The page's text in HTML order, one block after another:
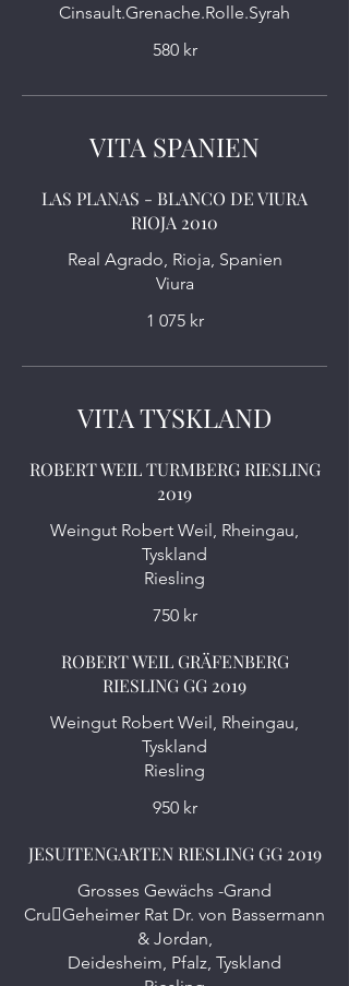
580 kr
VITA SPANIEN
LAS PLANAS - BLANCO DE VIURA
RIOJA 2010
Real Agrado, Rioja, Spanien
Viura
1 075 kr
VITA TYSKLAND
ROBERT WEIL TURMBERG RIESLING
2019
Weingut Robert Weil, Rheingau,
Tyskland
Riesling
750 kr
ROBERT WEIL GRÄFENBERG
RIESLING GG 2019
Weingut Robert Weil, Rheingau,
Tyskland
Riesling
950 kr
JESUITENGARTEN RIESLING GG 2019
Grosses Gewächs -Grand
Cru￾Geheimer Rat Dr. von Bassermann
& Jordan,
Deidesheim, Pfalz, Tyskland